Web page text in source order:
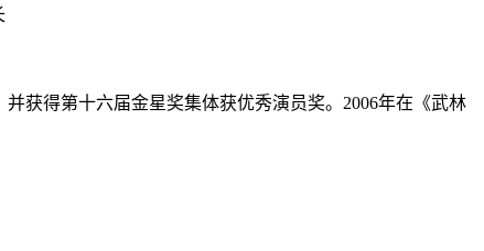
获得第十六届金星奖集体获优秀演员奖。2006年在《武林